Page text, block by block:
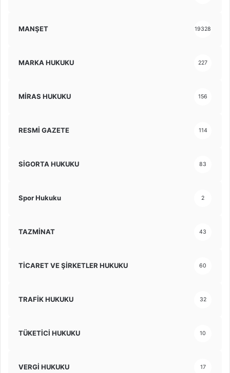
MANŞET 19328
MARKA HUKUKU 227
MİRAS HUKUKU 156
RESMİ GAZETE 114
SİGORTA HUKUKU 83
Spor Hukuku 2
TAZMİNAT 43
TİCARET VE ŞİRKETLER HUKUKU 60
TRAFİK HUKUKU 32
TÜKETİCİ HUKUKU 10
VERGİ HUKUKU 17